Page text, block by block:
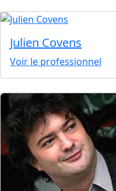
Julien Covens
Voir le professionnel